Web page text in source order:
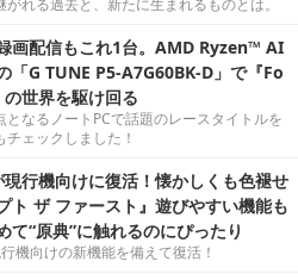
れる過去と、新たに生まれるものとは。
画配信もこれ1台。AMD Ryzen™ AI
「G TUNE P5-A7G60BK-D」で『Fo
世界を駆け回る
となるノートPCで話題のレースタイトルを
ェックしました！
行機向けに復活！懐かしくも色褪せ
ト ザ ファースト』遊びやすい機能も
て“原典”に触れるのにぴったり
機向けの新機能を備えて復活！